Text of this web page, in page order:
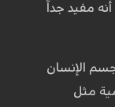
مفيد جداً
الإنسان
مثل